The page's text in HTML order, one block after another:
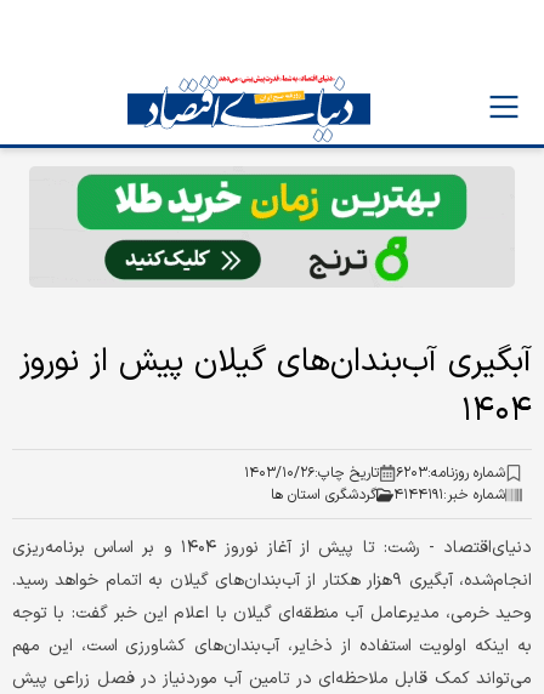
آبگیری آب‌‌‌‌بندان‌‌‌‌های گیلان پیش از نوروز
۱۴۰۴
شماره روزنامه:۶۲۰۳ تاریخ چاپ:۱۴۰۳/۱۰/۲۶
شماره خبر:۴۱۴۴۱۹۱ گردشگری استان ها
دنیای‌اقتصاد - رشت: تا پیش از آغاز نوروز ۱۴۰۴ و بر اساس برنامه‌‌‌‌ریزی
انجام‌شده، آبگیری ۹‌هزار هکتار از آب‌‌‌‌بندان‌‌‌‌های گیلان به اتمام خواهد رسید.
وحید خرمی، مدیرعامل آب منطقه‌‌‌‌ای گیلان با اعلام این خبر گفت: با توجه
به اینکه اولویت استفاده از ذخایر، آب‌بندان‌های کشاورزی است، این مهم
می‌تواند کمک قابل ملاحظه‌‌‌‌ای در تامین آب موردنیاز در فصل زراعی پیش